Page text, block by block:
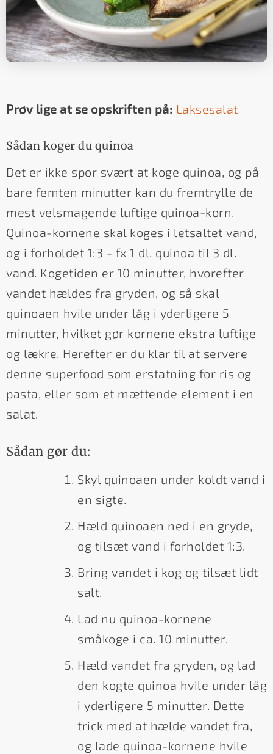
Prøv lige at se opskriften på: Laksesalat
Sådan koger du quinoa
Det er ikke spor svært at koge quinoa, og på
bare femten minutter kan du fremtrylle de
mest velsmagende luftige quinoa-korn.
Quinoa-kornene skal koges i letsaltet vand,
og i forholdet 1:3 - fx 1 dl. quinoa til 3 dl.
vand. Kogetiden er 10 minutter, hvorefter
vandet hældes fra gryden, og så skal
quinoaen hvile under låg i yderligere 5
minutter, hvilket gør kornene ekstra luftige
og lækre. Herefter er du klar til at servere
denne superfood som erstatning for ris og
pasta, eller som et mættende element i en
salat.
Sådan gør du:
Skyl quinoaen under koldt vand i
en sigte.
Hæld quinoaen ned i en gryde,
og tilsæt vand i forholdet 1:3.
Bring vandet i kog og tilsæt lidt
salt.
Lad nu quinoa-kornene
småkoge i ca. 10 minutter.
Hæld vandet fra gryden, og lad
den kogte quinoa hvile under låg
i yderligere 5 minutter. Dette
trick med at hælde vandet fra,
og lade quinoa-kornene hvile